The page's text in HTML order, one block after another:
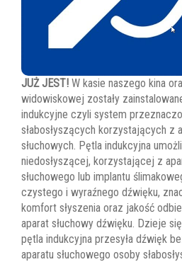
JUŻ JEST! W kasie naszego kina
widowiskowej zostały
indukcyjne czyli system
słabosłyszących korzystających z
słuchowych. Pętla indukcyjna
niedosłyszącej, korzystającej z
słuchowego lub implantu
czystego i wyraźnego dźwięku,
komfort słyszenia oraz jakość
aparat słuchowy dźwięku. Dzieje
pętla indukcyjna przesyła dźwięk
aparatu słuchowego osoby